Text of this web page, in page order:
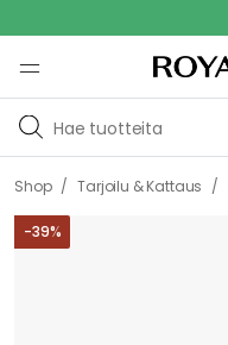
Shop / Tarjoilu & Kattaus /
-39%